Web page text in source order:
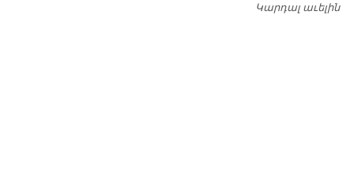
Կարդալ աւելին